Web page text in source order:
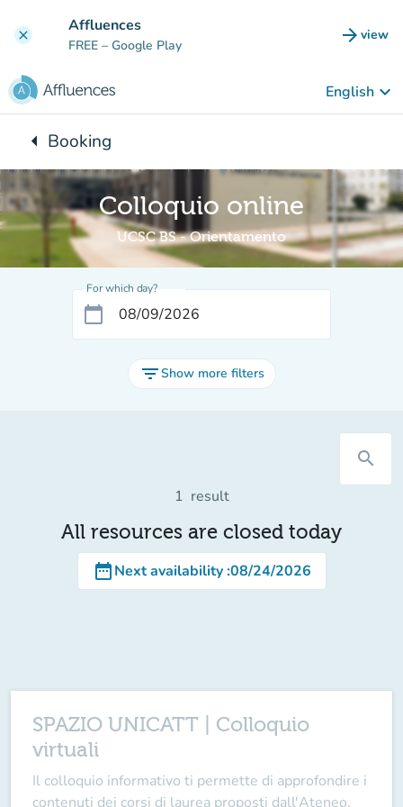
clear Affluences
FREE – Google Play arrow_forward view
(new
English keyboard_arrow_down
arrow_leftBack to:
Booking
Colloquio online
UCSC BS - Orientamento
For which day?
calendar_today
filter_listShow more filters
search
1 result
All resources are closed today
date_rangeNext availability:08/24/2026
SPAZIO UNICATT | Colloquio
virtuali
Il colloquio informativo ti permette di approfondire i
contenuti dei corsi di laurea proposti dall'Ateneo,